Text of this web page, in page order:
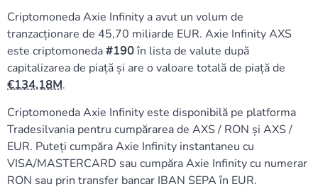
Criptomoneda Axie Infinity a avut un volum de
tranzacționare de 45,70 miliarde EUR. Axie Infinity AXS
este criptomoneda#190în lista de valute după
capitalizarea de piață și are o valoare totală de piață de
134,18M.
Criptomoneda Axie Infinity este disponibilă pe platforma
Tradesilvania pentru cumpărarea de AXS / RON și AXS /
EUR. Puteți cumpăra Axie Infinity instantaneu cu
VISA/MASTERCARD sau cumpăra Axie Infinity cu numerar
RON sau prin transfer bancar IBAN SEPA în EUR.